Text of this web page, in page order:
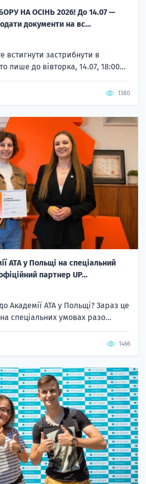
НА ОСІНЬ 2026! До 14.07 —
документи на вс...
встигнути застрибнути в
лише до вівторка, 14.07, 18:00...
1380
ATA у Польщі на спеціальний
партнер UP...
Академії ATA у Польщі? Зараз це
спеціальних умовах разо...
1466